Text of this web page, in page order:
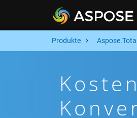
Produkte Aspose.Total